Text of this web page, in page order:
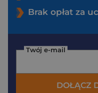
Brak opłat za
Twój e-mail
DOŁĄCZ